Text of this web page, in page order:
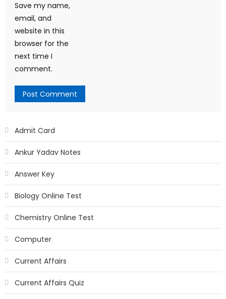
Save my name,
email, and
website in this
browser for the
next time I
comment.
Admit Card
Ankur Yadav Notes
Answer Key
Biology Online Test
Chemistry Online Test
Computer
Current Affairs
Current Affairs Quiz